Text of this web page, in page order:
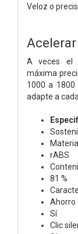
Veloz o
A veces el
máxima
1000 a
adapte a
rABS
81 %
Ahorro
Sí
Clic